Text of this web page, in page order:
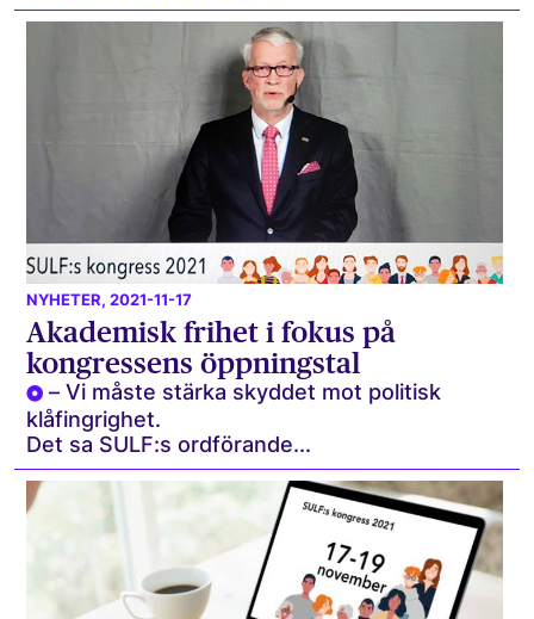
NYHETER, 2021-11-17
Akademisk frihet i fokus på
kongressens öppningstal
– Vi måste stärka skyddet mot politisk
klåfingrighet.
Det sa SULF:s ordförande...